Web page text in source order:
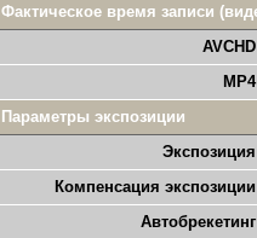
Фактическое время записи
AVCHD
MP4
Параметры экспозиции
Экспозиция
Компенсация экспозиции
Автобрекетинг